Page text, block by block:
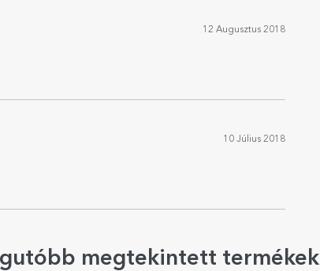
12 Augusztus 2018
10 Július 2018
megtekintett termékek